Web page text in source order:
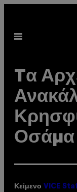
περιεχόμενο
Ανοίξτε
Tα
Οσάμα
Κείμενο VICE